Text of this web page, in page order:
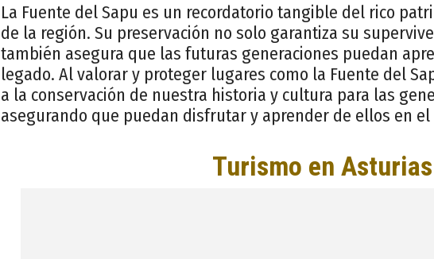
La Fuente del Sapu es un recordatorio tangible del rico
de la región. Su preservación no solo garantiza su
también asegura que las futuras generaciones puedan
legado. Al valorar y proteger lugares como la Fuente del
a la conservación de nuestra historia y cultura para las
asegurando que puedan disfrutar y aprender de ellos en